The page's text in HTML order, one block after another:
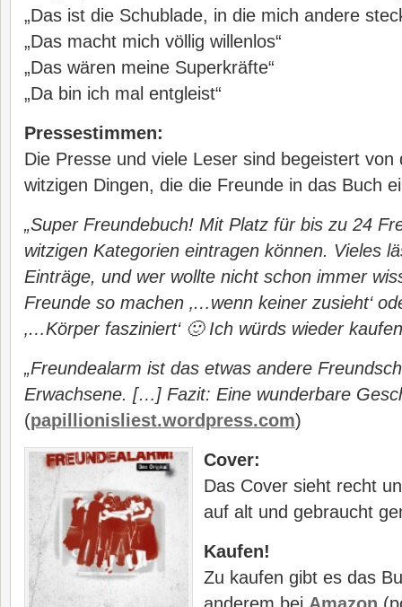
„Das ist die Schublade, in die mich andere
„Das macht mich völlig willenlos“
„Das wären meine Superkräfte“
„Da bin ich mal entgleist“
Pressestimmen:
Die Presse und viele Leser sind begeistert von
witzigen Dingen, die die Freunde in das Buch
„Super Freundebuch! Mit Platz für bis zu 24
witzigen Kategorien eintragen können. Vieles
Einträge, und wer wollte nicht schon immer
Freunde so machen ‚…wenn keiner zusieht‘
‚…Körper fasziniert‘ 🙂 Ich würds wieder
„Freundealarm ist das etwas andere
Erwachsene. […] Fazit: Eine wunderbare
(papillionisliest.wordpress.com)
Cover:
Das Cover sieht recht
auf alt und gebraucht
Kaufen!
Zu kaufen gibt es das